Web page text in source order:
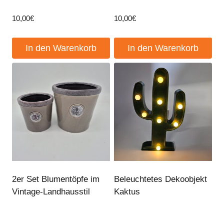
10,00€
In den Warenkorb
10,00€
In den Warenkorb
2er Set Blumentöpfe im
Vintage-Landhausstil
Beleuchtetes Dekoobjekt
Kaktus